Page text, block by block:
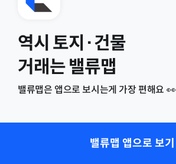
역시 토지·건물
거래는 밸류맵
밸류맵은 앱으로 보시는게 가장 편해요 👀
밸류맵 앱으로 보기